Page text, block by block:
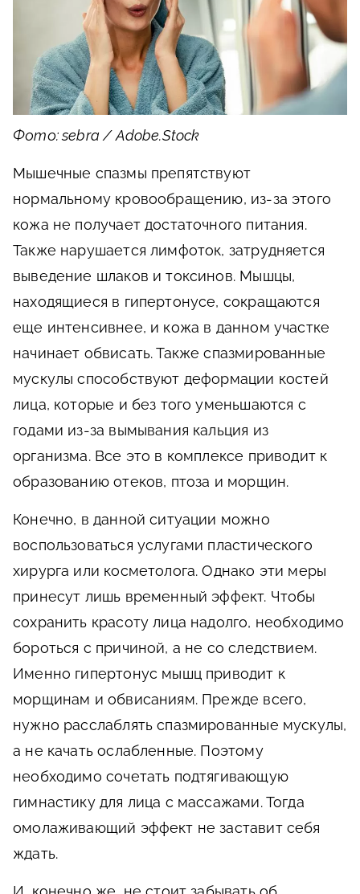
Фото: sebra / Adobe.Stock
Мышечные спазмы препятствуют
нормальному кровообращению, из-за этого
кожа не получает достаточного питания.
Также нарушается лимфоток, затрудняется
выведение шлаков и токсинов. Мышцы,
находящиеся в гипертонусе, сокращаются
еще интенсивнее, и кожа в данном участке
начинает обвисать. Также спазмированные
мускулы способствуют деформации костей
лица, которые и без того уменьшаются с
годами из-за вымывания кальция из
организма. Все это в комплексе приводит к
образованию отеков, птоза и морщин.
Конечно, в данной ситуации можно
воспользоваться услугами пластического
хирурга или косметолога. Однако эти меры
принесут лишь временный эффект. Чтобы
сохранить красоту лица надолго, необходимо
бороться с причиной, а не со следствием.
Именно гипертонус мышц приводит к
морщинам и обвисаниям. Прежде всего,
нужно расслаблять спазмированные мускулы,
а не качать ослабленные. Поэтому
необходимо сочетать подтягивающую
гимнастику для лица с массажами. Тогда
омолаживающий эффект не заставит себя
ждать.